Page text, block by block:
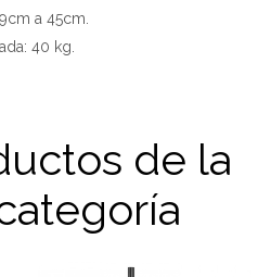
a 45cm.
40 kg.
de la